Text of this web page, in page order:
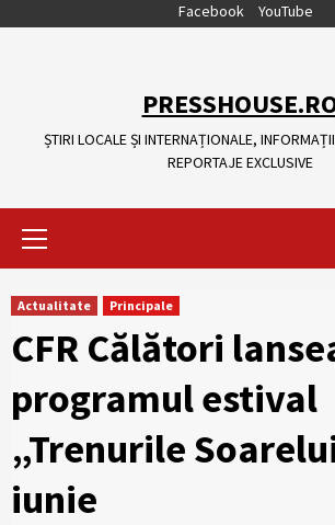
Facebook YouTube
ȘTIRI LOCALE ȘI INTERNAȚIONALE,
REPORTAJE EXCLUSIVE
Actualitate Principale
CFR Călători
programul estival
„Trenurile
iunie